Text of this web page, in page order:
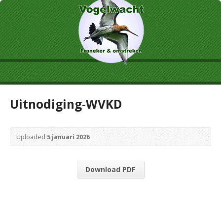
Uitnodiging-WVKD
Uploaded5 januari 2026
Download PDF